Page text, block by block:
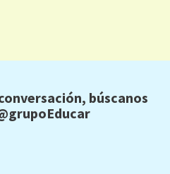
búscanos